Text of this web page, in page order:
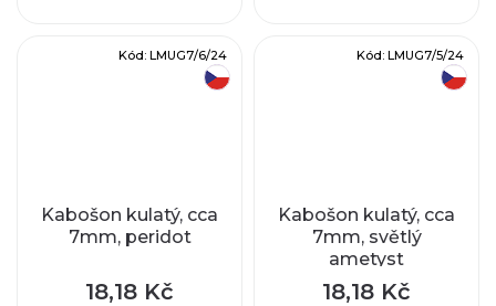
Kabošon kulatý, cca
7mm, peridot
18,18 Kč
Kód: LMUG7/6/24
Kabošon kulatý, cca
7mm, světlý
ametyst
18,18 Kč
Kód: LMUG7/5/24